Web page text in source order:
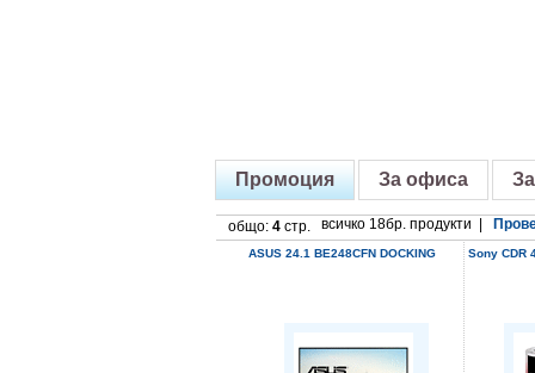
Промоция За офиса
общо: 4стр. всичко 18бр. продукти |
ASUS 24.1 BE248CFN DOCKING Sony CDR